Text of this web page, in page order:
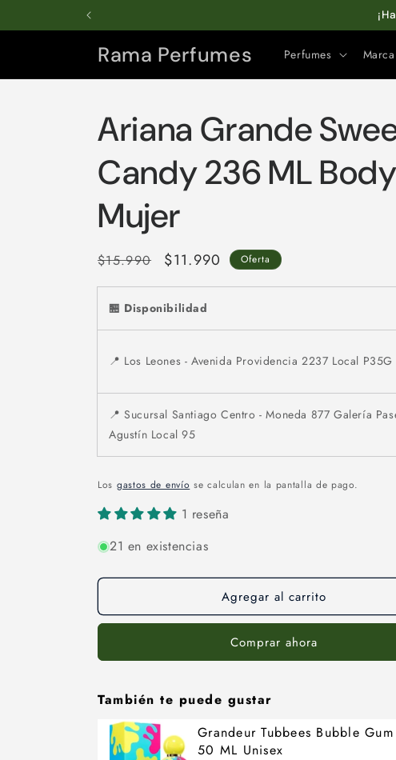
al contenido
Rama Perfumes Perfumes
Ariana Grande
Candy 236 ML
Mujer
Precio
habitual
$15.990
Precio
de
oferta
$11.990 Oferta
🏪 Disponibilidad
📍 Los Leones - Avenida Providencia 2237 Local P35G
📍 Sucursal Santiago Centro - Moneda 877 Galería
Agustín Local 95
Los gastos de envío se calculan en la pantalla de pago.
1 reseña
21 en existencias
Agregar al carrito
Comprar ahora
También te puede gustar
Grandeur Tubbees Bubble Gum
50 ML Unisex